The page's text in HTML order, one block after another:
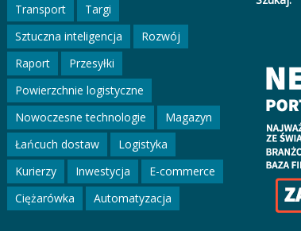
Transport
Targi
Sztuczna inteligencja
Rozwój
Raport
Przesyłki
Powierzchnie logistyczne
Nowoczesne technologie
Magazyn
Łańcuch dostaw
Logistyka
Kurierzy
Inwestycja
E-commerce
Ciężarówka
Automatyzacja